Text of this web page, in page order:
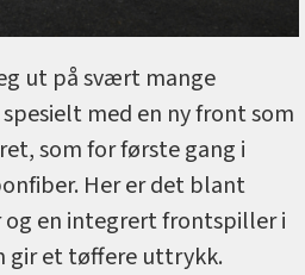
ut på svært mange
med en ny front som
som for første gang i
Her er det blant
en integrert frontspiller i
gir et tøffere uttrykk.